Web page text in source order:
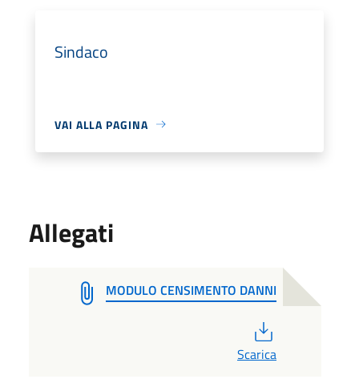
Sindaco
VAI ALLA PAGINA
Allegati
MODULO CENSIMENTO DANNI
Scarica